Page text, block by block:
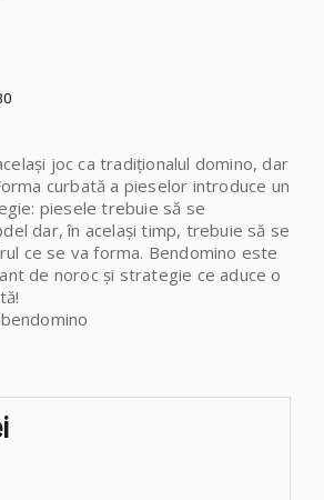
joc ca tradiționalul domino, dar
curbată a pieselor introduce un
piesele trebuie să se
dar, în același timp, trebuie să se
ce se va forma. Bendomino este
de noroc și strategie ce aduce o